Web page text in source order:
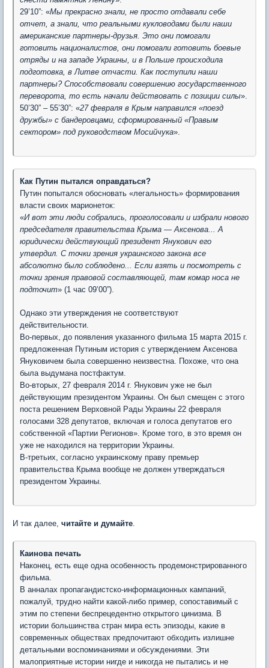
29’10”: «Мы прекрасно знали, не просто отдавали себе
отчет, а знали, что реальными кукловодами были наши
американские партнеры-друзья. Это они помогали
готовить националистов, они помогали готовить боевые
отряды и на западе Украины, и в Польше происходила
подготовка, в Литве отчасти. Как поступили наши
партнеры? Способствовали совершению государственного
переворота, то есть начали действовать с позиции силы».
50’30” – 55’30”: «27 февраля в Крым направился «поезд
дружбы» с бандеровцами, сформированный «Правым
сектором» под руководством Мосийчука».
Как Путин пытался оправдаться?
Путин попытался обосновать «легальность» формирования
власти своих марионеток:
«И вот эти люди собрались, проголосовали и избрали нового
председателя правительства Крыма — Аксенова... А
юридически действующий президент Янукович его
утвердил. С точки зрения украинского закона все
абсолютно было соблюдено... Если взять и посмотреть с
точки зрения правовой составляющей, там комар носа не
подточит» (1 час 09’00”).
Однако эти утверждения не соответствуют
действительности.
Во-первых, до появления указанного фильма 15 марта 2015 г.
предложенная Путиным история с утверждением Аксенова
Януковичем была совершенно неизвестна. Похоже, что она
была выдумана постфактум.
Во-вторых, 27 февраля 2014 г. Янукович уже не был
действующим президентом Украины. Он был смещен с этого
поста решением Верховной Рады Украины 22 февраля
голосами 328 депутатов, включая и голоса депутатов его
собственной «Партии Регионов». Кроме того, в это время он
уже не находился на территории Украины.
В-третьих, согласно украинскому праву премьер
правительства Крыма вообще не должен утверждаться
президентом Украины.
И так далее, читайте и думайте
Каинова печать
Наконец, есть еще одна особенность продемонстрированного
фильма.
В анналах пропагандистско-информационных кампаний,
пожалуй, трудно найти какой-либо пример, сопоставимый с
этим по степени беспрецедентно открытого цинизма. В
истории большинства стран мира есть эпизоды, какие в
современных обществах предпочитают обходить излишне
детальными воспоминаниями и обсуждениями. Эти
малоприятные истории нигде и никогда не пытались и не